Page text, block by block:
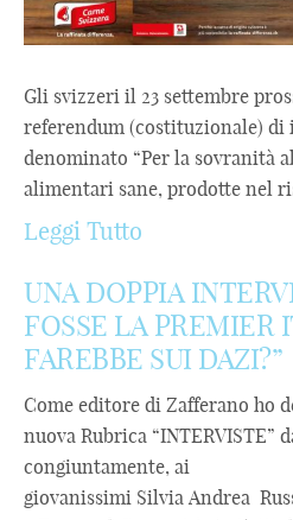
Gli svizzeri il 23 settembre
referendum (costituzionale)
denominato “Per la sovranità
alimentari sane, prodotte nel
Leggi Tutto
UNA DOPPIA
FOSSE LA PREMIER
FAREBBE SUI DAZI?”
Come editore di Zafferano ho
nuova Rubrica “INTERVISTE”
congiuntamente, ai
giovanissimi Silvia Andrea